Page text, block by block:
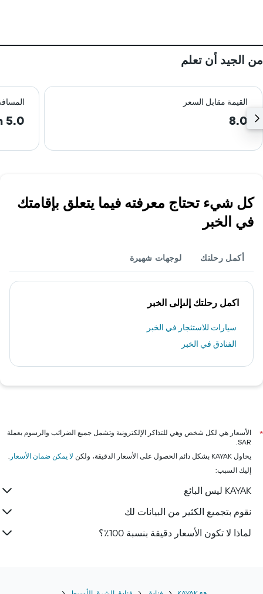
من الجيد أن تعلم
القيمة مقابل السعر
8.0
5.0 km
كل شيء تحتاج معرفته فيما يتعلق بإقامتك
في الخبر
أكمل رحلتك لوجهات شهيرة
اكمل رحلتك إلىإلى الخبر
سيارات للاستئجار في الخبر
الفنادق في الخبر
*
الأسعار هي لكل شخص وهي للتذاكر الإلكترونية وتشمل جميع الضرائب والرسوم بعملة
SAR.
يحاول KAYAK بشكل دائم الحصول على الأسعار الدقيقة، ولكن
لا يمكن ضمان الأسعار .
إليك السبب:
KAYAK ليس البائع
نقوم بتجميع الكثير من البيانات لك
لماذا لا تكون الأسعار دقيقة بنسبة 100٪؟